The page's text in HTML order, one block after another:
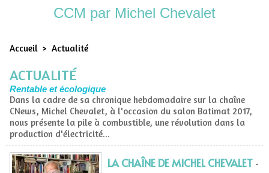
CCM par Michel Chevalet
Accueil > Actualité
ACTUALITÉ
Rentable et écologique
Dans la cadre de sa chronique hebdomadaire sur la chaîne
CNews, Michel Chevalet, à l'occasion du salon Batimat 2017,
nous présente la pile à combustible, une révolution dans la
production d'électricité...
LA CHAÎNE DE MICHEL CHEVALET -